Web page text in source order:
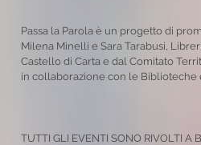
Passa la Parola è un progetto di
Milena Minelli e Sara Tarabusi,
Castello di Carta e dal Comitato
in collaborazione con le Biblioteche
TUTTI GLI EVENTI SONO RIVOLTI A